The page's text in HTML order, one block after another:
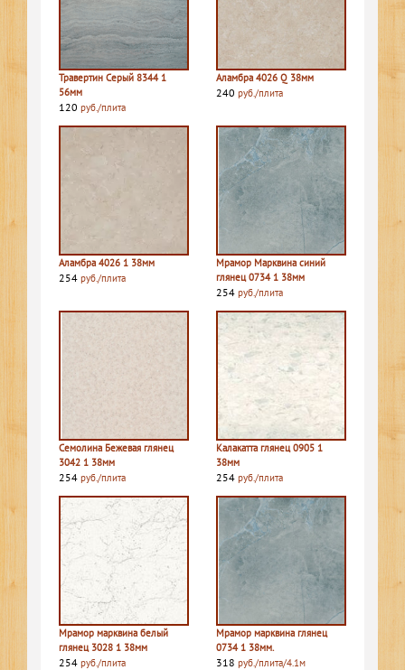
Травертин Серый 8344 1
56мм
120 руб./плита
Аламбра 4026 Q 38мм
240 руб./плита
Аламбра 4026 1 38мм
254 руб./плита
Мрамор Марквина синий
глянец 0734 1 38мм
254 руб./плита
Семолина Бежевая глянец
3042 1 38мм
254 руб./плита
Калакатта глянец 0905 1
38мм
254 руб./плита
Мрамор марквина белый
глянец 3028 1 38мм
254 руб./плита
Мрамор марквина глянец
0734 1 38мм.
318 руб./плита/4.1м